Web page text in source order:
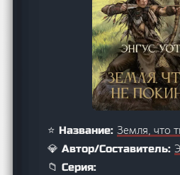
⭐ Название:Земля, что
💎 Автор/Составитель:
📁 Серия: